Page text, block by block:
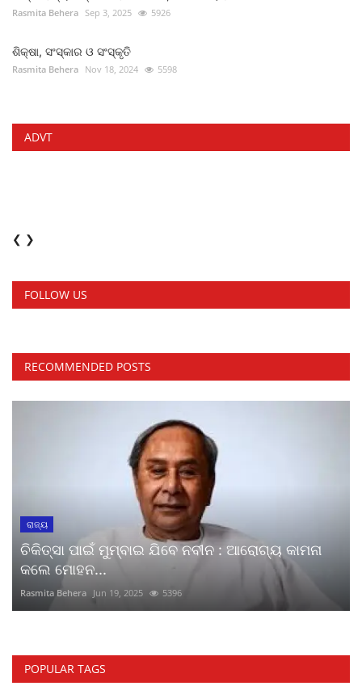
Rasmita Behera Sep 3, 2025 5926
ଶିକ୍ଷା, ସଂସ୍କାର ଓ ସଂସ୍କୃତି
Rasmita Behera Nov 18, 2024 5598
ADVT
❮ ❯
FOLLOW US
RECOMMENDED POSTS
ରାଜ୍ୟ
ଚିକିତ୍ସା ପାଇଁ ମୁମ୍ବାଇ ଯିବେ ନବୀନ : ଆରୋଗ୍ୟ କାମନା
କଲେ ମୋହନ...
Rasmita Behera Jun 19, 2025 5396
POPULAR TAGS